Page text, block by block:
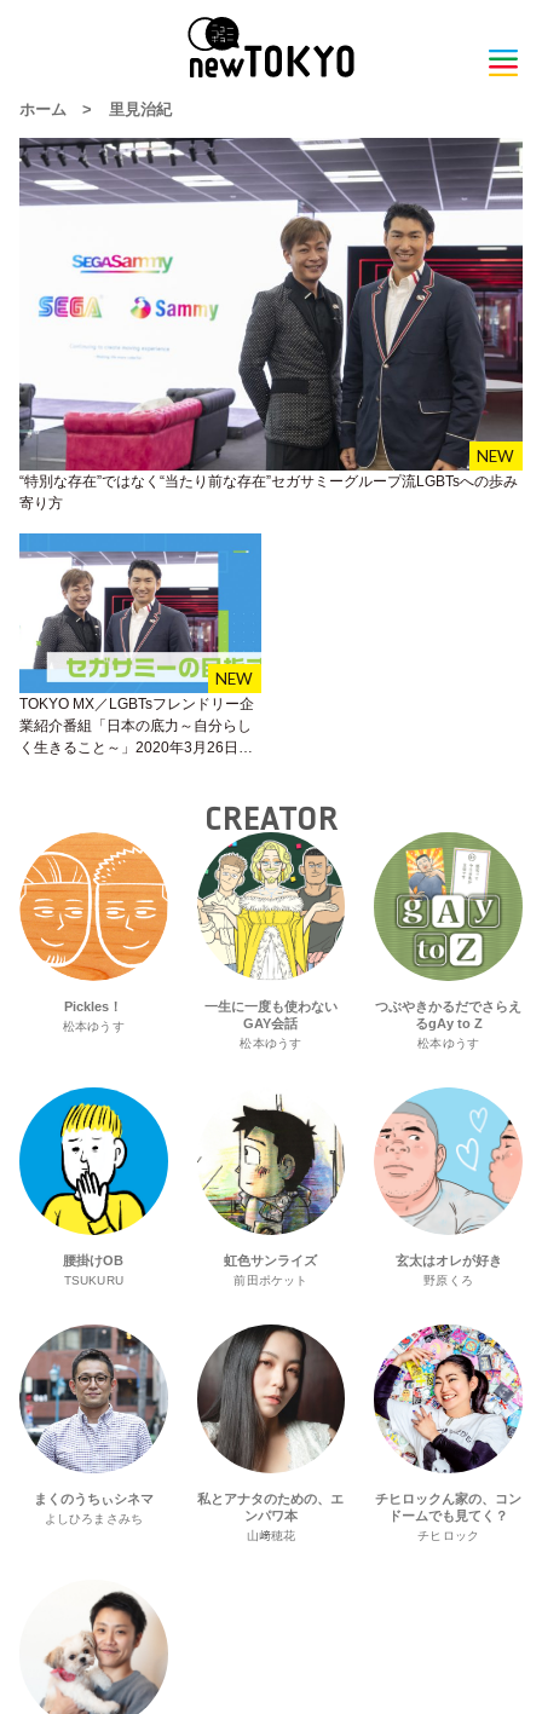
ホーム > 里見治紀
“特別な存在”ではなく“当たり前な存在”セガサミーグループ流LGBTsへの歩み
寄り方
TOKYO MX／LGBTsフレンドリー企
業紹介番組「日本の底力～自分らし
く生きること～」2020年3月26日
CREATOR
Pickles！
松本ゆうす
一生に一度も使わない
GAY会話
松本ゆうす
つぶやきかるだでさらえ
るgAy to Z
松本ゆうす
腰掛けOB
TSUKURU
虹色サンライズ
前田ポケット
玄太はオレが好き
野原くろ
まくのうちぃシネマ
よしひろまさみち
私とアナタのための、エ
ンパワ本
山﨑穂花
チヒロックん家の、コン
ドームでも見てく？
チヒロック